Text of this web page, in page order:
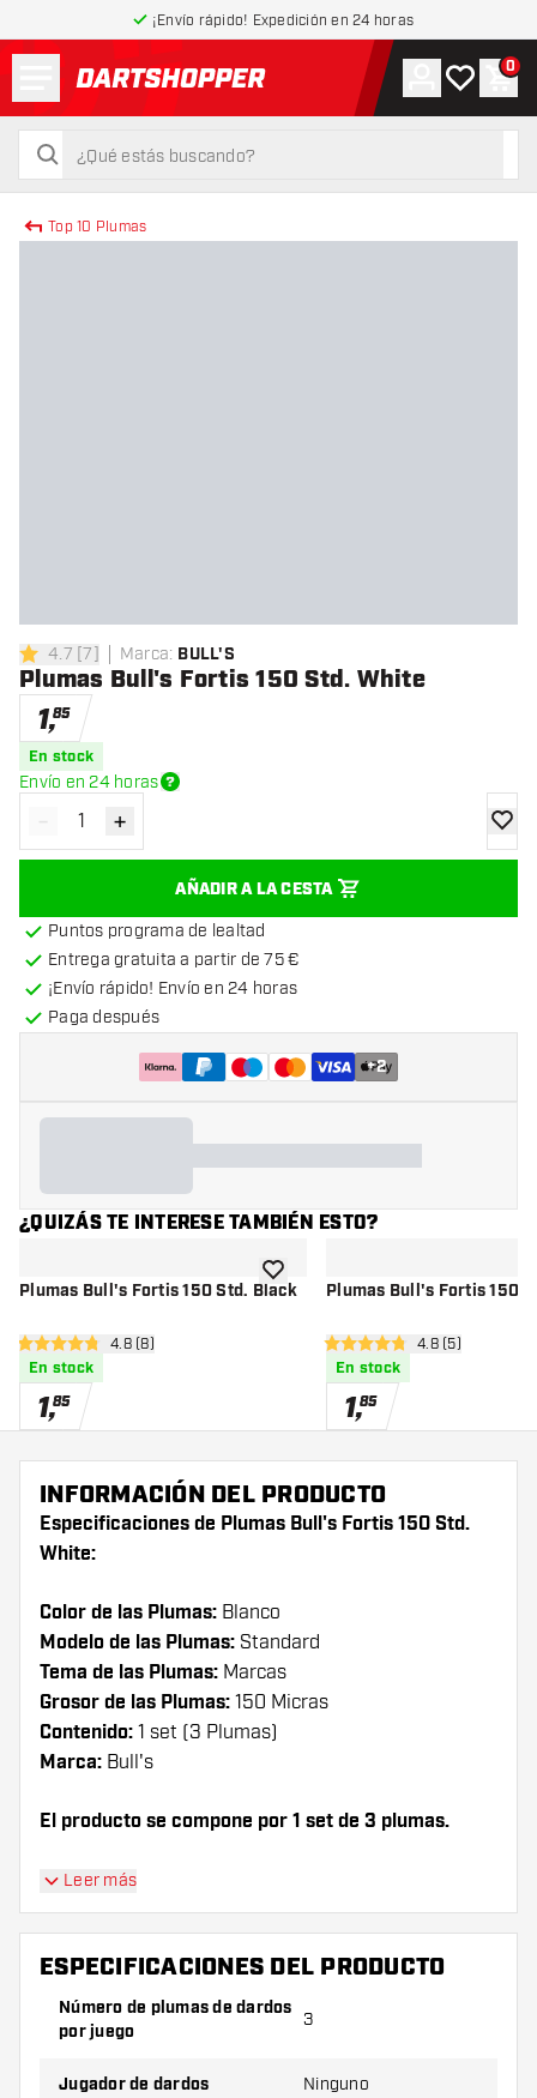
¡Envío rápido! Expedición en 24 horas
volver a la página de inicio
buscar
buscar
Cuenta
Mi lista de
0
Top 10 Plumas
4.7 estrellas de puntuación
4.7 [7] Marca: BULL'S
Plumas Bull's Fortis 150 Std. White
1,85
En stock
Envío en 24 horas
Disminuir cantidad
- Aumentar cantidad
+
AÑADIR A LA CESTA
Puntos programa de lealtad
Entrega gratuita a partir de 75 €
¡Envío rápido! Envío en 24 horas
Paga después
+2
¿QUIZÁS TE INTERESE TAMBIÉN ESTO?
Plumas Bull's Fortis 150 Std. Black
abrir panel de reseñas
4.8 estrellas de puntuación
4.8 (8)
En stock
1,85
añadir a la lista de deseos
Plumas Bull's Fortis 150
abrir panel de
4.8 estrellas de puntuación
4.8 (5)
En stock
1,85
INFORMACIÓN DEL PRODUCTO
Especificaciones de Plumas Bull's Fortis 150 Std.
White:
Color de las Plumas: Blanco
Modelo de las Plumas: Standard
Tema de las Plumas: Marcas
Grosor de las Plumas: 150 Micras
Contenido: 1 set (3 Plumas)
Marca: Bull's
El producto se compone por 1 set de 3 plumas.
¡Consejo de Dartshopper!
Asegúrate de tener suficientes plumas y cañas.
Estas pueden dañarse o romperse con el uso.
Prueba una forma, un material o un grosor
variante es mejor para ti.
Leer más
ESPECIFICACIONES DEL PRODUCTO
Número de plumas de dardos
por juego
3
Jugador de dardos Ninguno